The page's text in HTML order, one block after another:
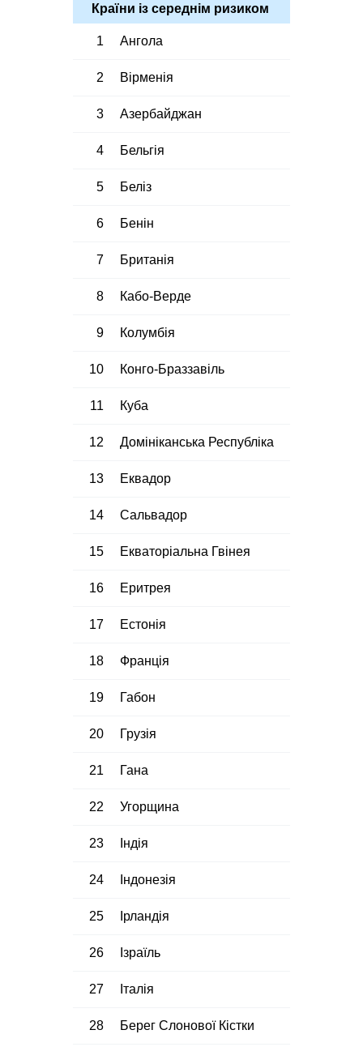
Країни із середнім ризиком
1 Ангола
2 Вірменія
3 Азербайджан
4 Бельгія
5 Беліз
6 Бенін
7 Британія
8 Кабо-Верде
9 Колумбія
10 Конго-Браззавіль
11 Куба
12 Домініканська Республіка
13 Еквадор
14 Сальвадор
15 Екваторіальна Гвінея
16 Еритрея
17 Естонія
18 Франція
19 Габон
20 Грузія
21 Гана
22 Угорщина
23 Індія
24 Індонезія
25 Ірландія
26 Ізраїль
27 Італія
28 Берег Слонової Кістки